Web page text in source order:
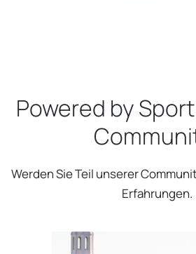
Powered by
Werden Sie Teil unserer
Erfahrungen.